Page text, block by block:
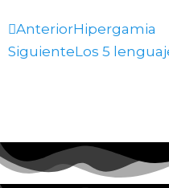
Ant
AnteriorHipergamia
SiguienteLos 5